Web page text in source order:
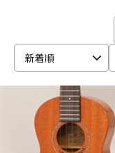
管楽器
アンプ
Koaloha
KUMU
MARTIN
PIGNOSE
S.Yairi Shiihara
tkitki ukulele
TODA
URANO GUITARS
VOX
新着順